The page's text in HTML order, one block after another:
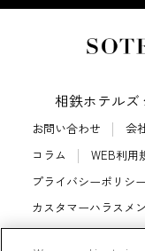
相鉄ホテルズ
お問い合わせ 会
コラム
WEB利用
プライバシーポリシー
カスタマーハラスメ
宿泊約款
会員規